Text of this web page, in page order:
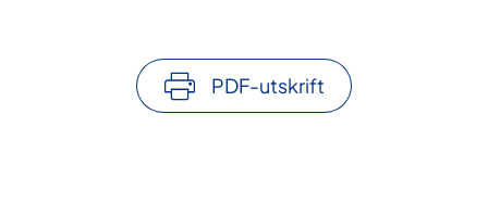
PDF-utskrift